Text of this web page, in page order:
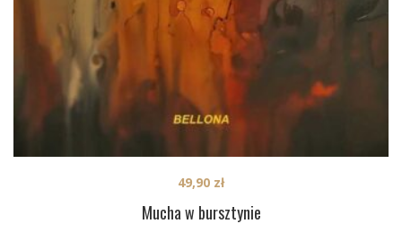
Mucha w bursztynie
49,90 zł